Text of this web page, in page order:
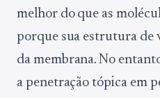
melhor do que as
porque sua estrutura de
da membrana. No
a penetração tópica em